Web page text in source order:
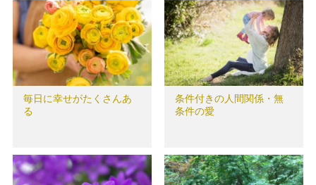
毎日に幸せがたくさんあ
る
条件付きの人間関係・無
条件の愛